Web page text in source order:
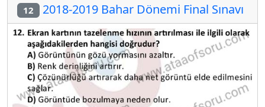
12 2018-2019 Bahar Dönemi Final Sınavı